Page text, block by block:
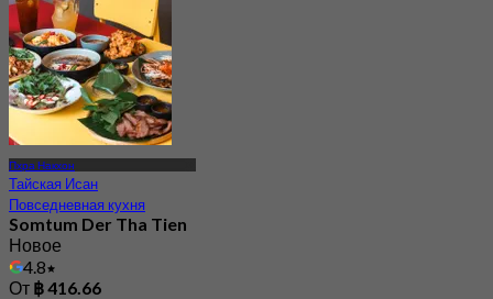
Пхра Накхон
Тайская Исан
Повседневная кухня
Somtum Der Tha Tien
Новое
4.8
От ฿ 416.66